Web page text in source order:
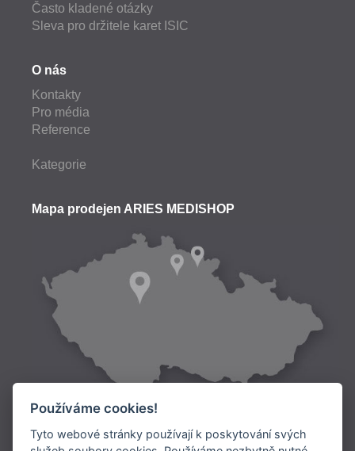
Často kladené otázky
Sleva pro držitele karet ISIC
O nás
Kontakty
Pro média
Reference
Kategorie
Mapa prodejen ARIES MEDISHOP
Používáme cookies!
Tyto webové stránky používají k poskytování svých